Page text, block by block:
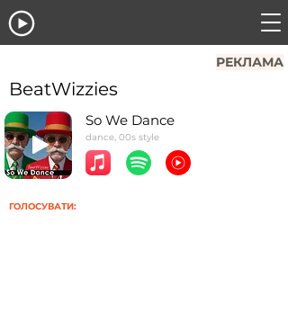
РЕКЛАМА
BeatWizzies
So We Dance
dance, 00s style
ГОЛОСУВАТИ: